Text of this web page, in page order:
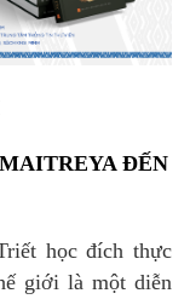
ĐẾN
học đích thực
giới là một diễn